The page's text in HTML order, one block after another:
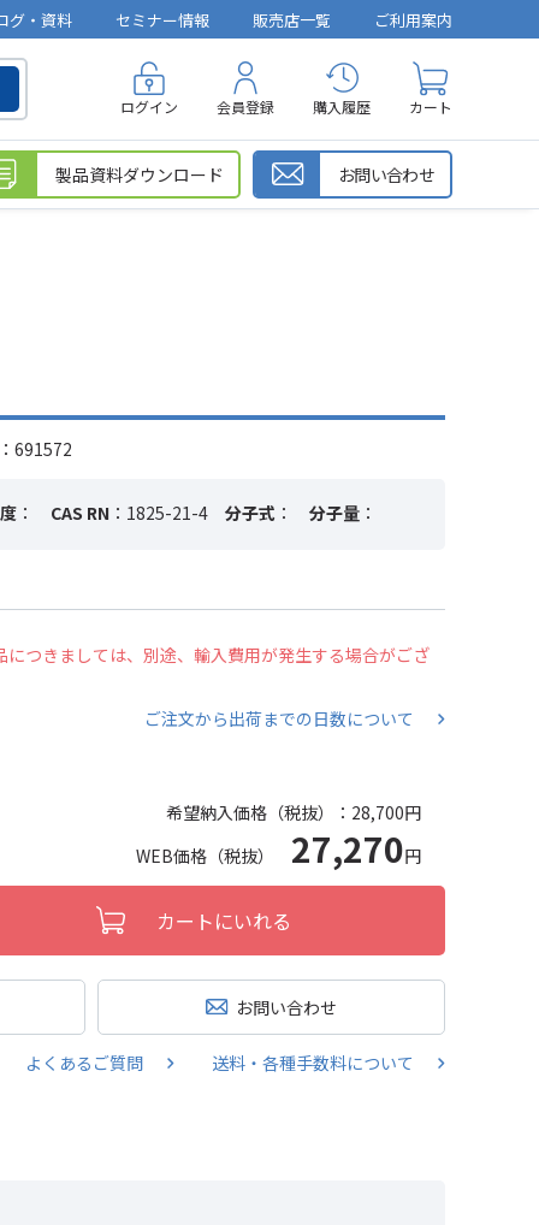
グ・資料 セミナー情報 販売店一覧 ご利用案内
ログイン 会員登録 購入履歴 カート
製品資料ダウンロード お問い合わせ
691572
： CAS RN ：1825-21-4 分子式 ： 分子量 ：
つきましては、別途、輸入費用が発生する場合がござ
ご注文から出荷までの日数について
希望納入価格（税抜）： 28,700円
WEB価格（税抜） 27,270円
カートにいれる
お問い合わせ
よくあるご質問 送料・各種手数料について